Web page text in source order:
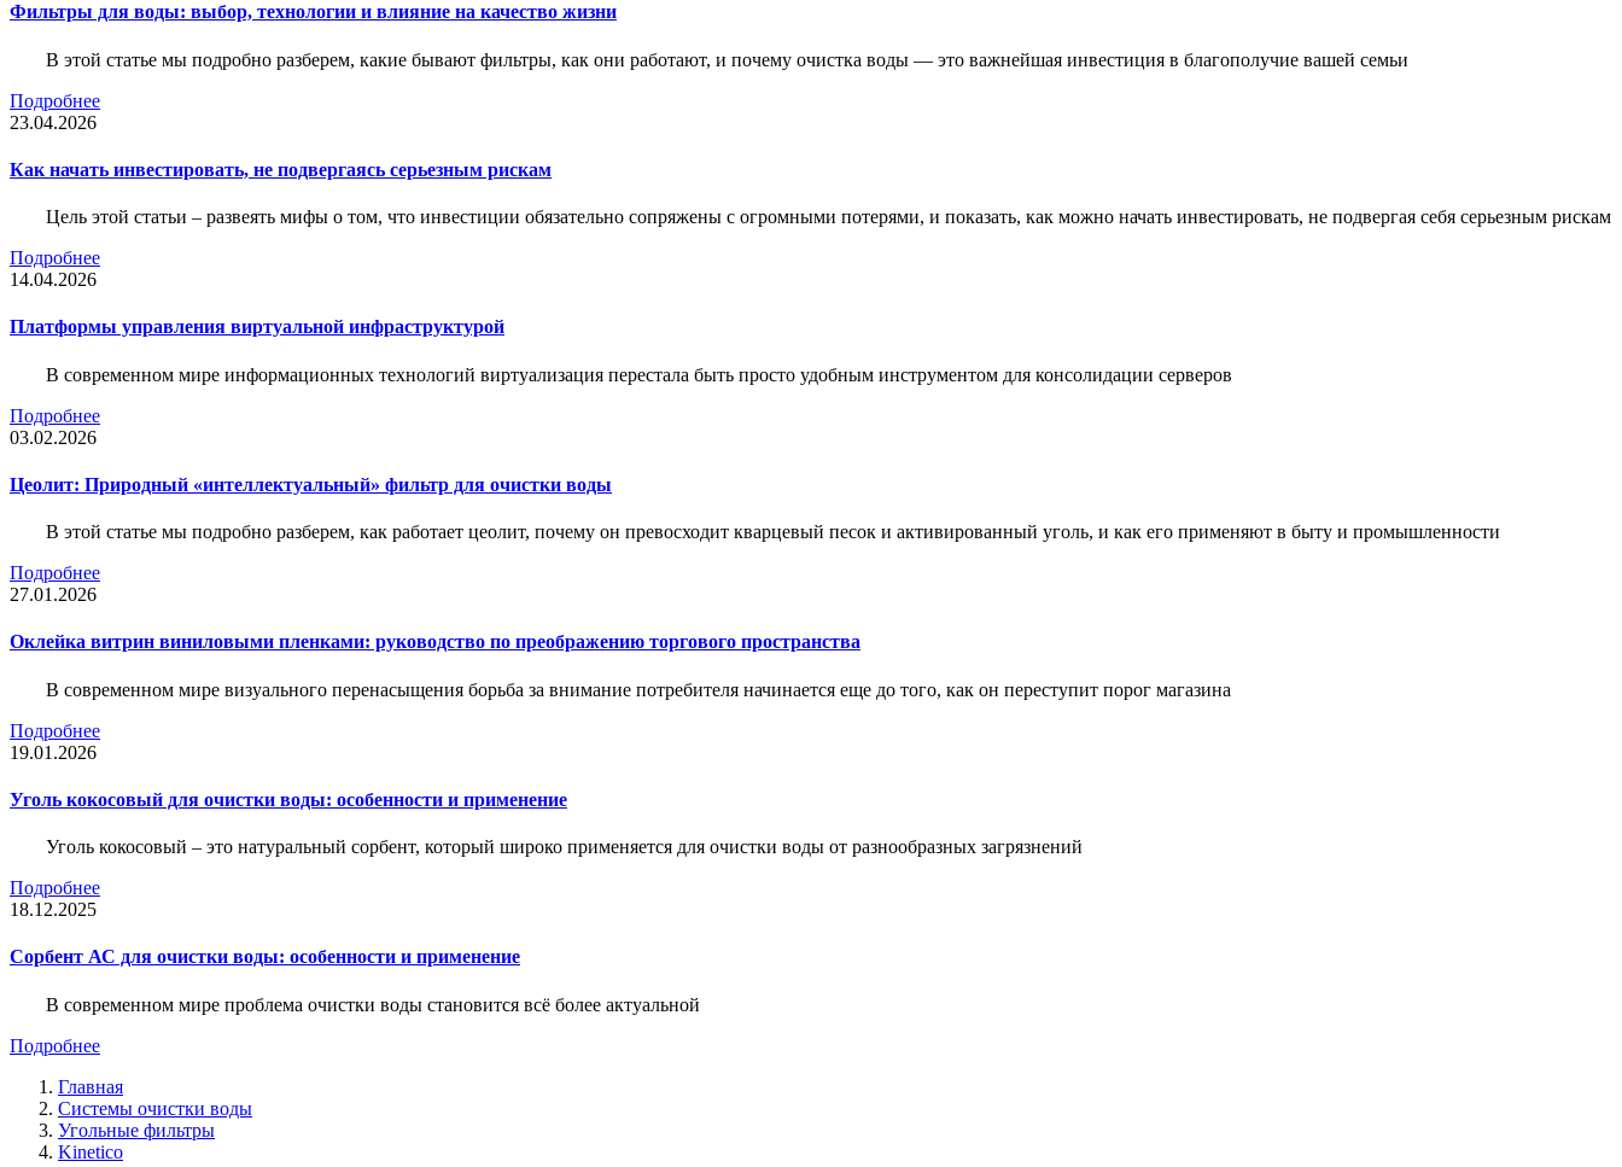
Фильтры для воды: выбор, технологии и влияние на качество жизни
В этой статье мы подробно разберем, какие бывают фильтры, как они работают, и почему очистка воды — это важнейшая инвестиция в благополучие вашей семьи
Подробнее
23.04.2026
Как начать инвестировать, не подвергаясь серьезным рискам
Цель этой статьи – развеять мифы о том, что инвестиции обязательно сопряжены с огромными потерями, и показать, как можно начать инвестировать, не подвергая себя серьезным рискам
Подробнее
14.04.2026
Платформы управления виртуальной инфраструктурой
В современном мире информационных технологий виртуализация перестала быть просто удобным инструментом для консолидации серверов
Подробнее
03.02.2026
Цеолит: Природный «интеллектуальный» фильтр для очистки воды
В этой статье мы подробно разберем, как работает цеолит, почему он превосходит кварцевый песок и активированный уголь, и как его применяют в быту и промышленности
Подробнее
27.01.2026
Оклейка витрин виниловыми пленками: руководство по преображению торгового пространства
В современном мире визуального перенасыщения борьба за внимание потребителя начинается еще до того, как он переступит порог магазина
Подробнее
19.01.2026
Уголь кокосовый для очистки воды: особенности и применение
Уголь кокосовый – это натуральный сорбент, который широко применяется для очистки воды от разнообразных загрязнений
Подробнее
18.12.2025
Сорбент АС для очистки воды: особенности и применение
В современном мире проблема очистки воды становится всё более актуальной
Подробнее
Главная
Системы очистки воды
Угольные фильтры
Kinetico